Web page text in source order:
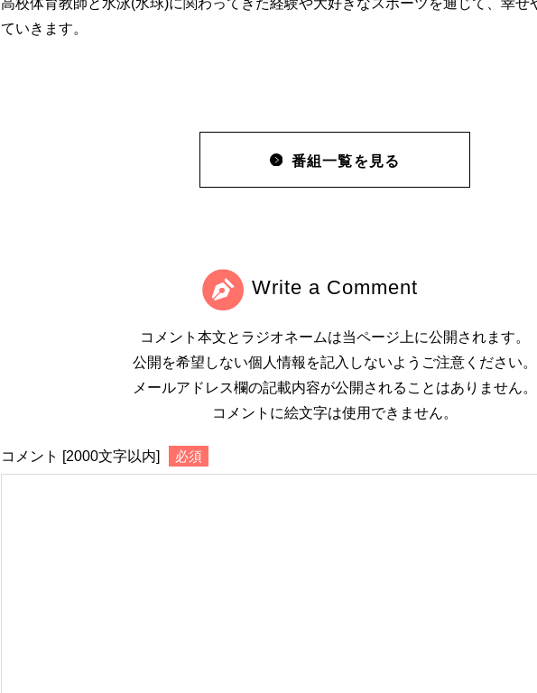
ていきます。
番組一覧を見る
Write a Comment
コメント本文とラジオネームは当ページ上に公開されます。
公開を希望しない個人情報を記入しないようご注意ください。
メールアドレス欄の記載内容が公開されることはありません。
コメントに絵文字は使用できません。
コメント [2000文字以内] 必須